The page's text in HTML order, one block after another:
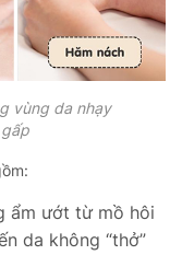
vùng da nhạy
ẩm ướt từ mồ hôi
da không “thở”